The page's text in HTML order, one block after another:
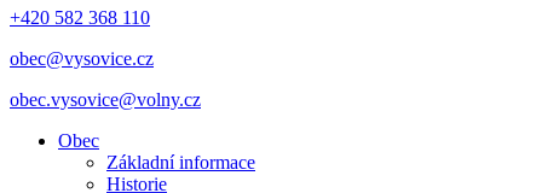
+420 582 368 110
obec@vysovice.cz
obec.vysovice@volny.cz
Obec
Základní informace
Historie